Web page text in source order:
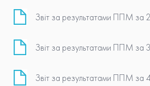
Звіт за результатами ППМ за
Звіт за результатами ППМ за
Звіт за результатами ППМ за